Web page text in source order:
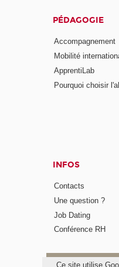
Ce site utilise
PÉDAGOGIE
Accompagnement
Mobilité
ApprentiLab
Pourquoi choisir
INFOS
Contacts
Une question ?
Job Dating
Conférence RH